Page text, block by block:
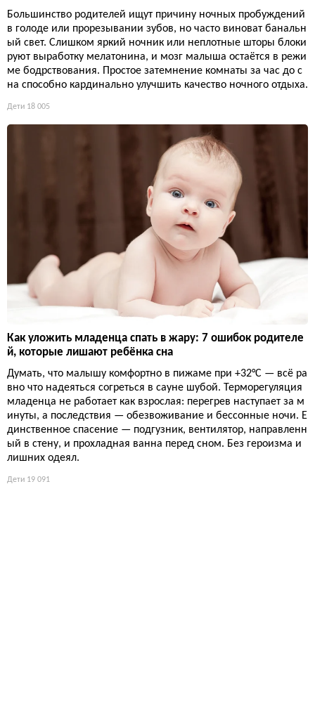
Большинство родителей ищут причину ночных пробуждений
в голоде или прорезывании зубов, но часто виноват банальн
ый свет. Слишком яркий ночник или неплотные шторы блоки
руют выработку мелатонина, и мозг малыша остаётся в режи
ме бодрствования. Простое затемнение комнаты за час до с
на способно кардинально улучшить качество ночного отдыха.
Дети 18 005
Как уложить младенца спать в жару: 7 ошибок родителе
й, которые лишают ребёнка сна
Думать, что малышу комфортно в пижаме при +32°C — всё ра
вно что надеяться согреться в сауне шубой. Терморегуляция
младенца не работает как взрослая: перегрев наступает за м
инуты, а последствия — обезвоживание и бессонные ночи. Е
динственное спасение — подгузник, вентилятор, направленн
ый в стену, и прохладная ванна перед сном. Без героизма и
лишних одеял.
Дети 19 091